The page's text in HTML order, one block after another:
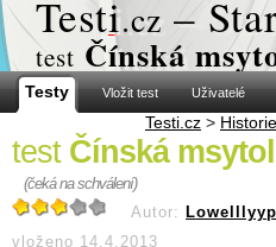
Testi.cz –
test Čínská
Testy Vložit test Uživatelé
Testi.cz > Historie
test Čínská
(čeká na schválení)
Autor:
vloženo 14.4.2013